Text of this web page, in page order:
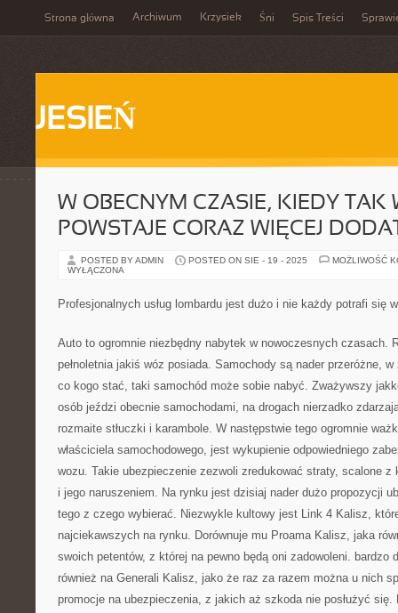
Strona główna Archiwum Krzysiek Śni Spis Treści
JESIEŃ
W OBECNYM CZASIE, KIEDY TAK
POWSTAJE CORAZ WIĘCEJ
POSTED BY ADMIN POSTED ON SIE - 19 - 2025
MOŻLIWOŚĆ
WYŁĄCZONA
Profesjonalnych usług lombardu jest dużo i nie każdy potrafi się
Auto to ogromnie niezbędny nabytek w nowoczesnych czasach.
pełnoletnia jakiś wóz posiada. Samochody są nader przeróżne,
co kogo stać, taki samochód może sobie nabyć. Zważywszy
osób jeździ obecnie samochodami, na drogach nierzadko
rozmaite stłuczki i karambole. W następstwie tego ogromnie
właściciela samochodowego, jest wykupienie odpowiedniego
wozu. Takie ubezpieczenie zezwoli zredukować straty, scalone z
i jego naruszeniem. Na rynku jest dzisiaj nader dużo propozycji
tego z czego wybierać. Niezwykle kultowy jest Link 4 Kalisz,
najciekawszych na rynku. Dorównuje mu Proama Kalisz, jaka
swoich petentów, z której na pewno będą oni zadowoleni. bardzo
również na Generali Kalisz, jako że raz za razem można u nich
promocje na ubezpieczenia, z jakich aż szkoda nie posłużyć się.